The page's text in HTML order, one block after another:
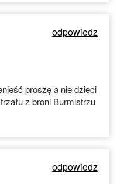
odpowiedz
proszę a nie dzieci
z broni Burmistrzu
odpowiedz